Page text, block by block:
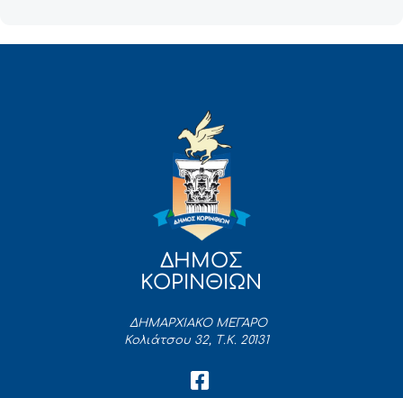
ΔΗΜΟΣ
ΚΟΡΙΝΘΙΩΝ
ΔΗΜΑΡΧΙΑΚΟ ΜΕΓΑΡΟ
Κολιάτσου 32, Τ.Κ. 20131